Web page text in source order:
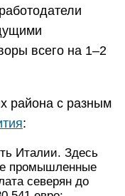
всего на 1–2
района с разным
:
Италии. Здесь
промышленные
северян до